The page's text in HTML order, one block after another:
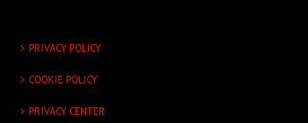
PRIVACY POLICY
COOKIE POLICY
PRIVACY CENTER